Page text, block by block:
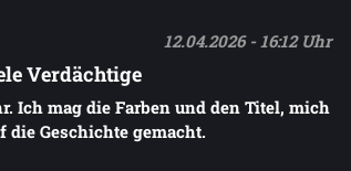
12.04.2026 - 16:12 Uhr
Verdächtige
Ich mag die Farben und den Titel, mich
die Geschichte gemacht.